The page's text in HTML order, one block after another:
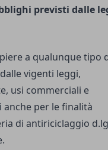
previsti dalle
a qualunque tipo
vigenti leggi,
usi commerciali e
per le finalità
di antiriciclaggio